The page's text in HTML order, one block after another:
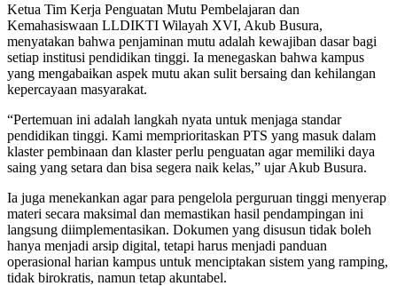
Ketua Tim Kerja Penguatan Mutu Pembelajaran dan
Kemahasiswaan LLDIKTI Wilayah XVI, Akub Busura,
menyatakan bahwa penjaminan mutu adalah kewajiban dasar bagi
setiap institusi pendidikan tinggi. Ia menegaskan bahwa kampus
yang mengabaikan aspek mutu akan sulit bersaing dan kehilangan
kepercayaan masyarakat.
“Pertemuan ini adalah langkah nyata untuk menjaga standar
pendidikan tinggi. Kami memprioritaskan PTS yang masuk dalam
klaster pembinaan dan klaster perlu penguatan agar memiliki daya
saing yang setara dan bisa segera naik kelas,” ujar Akub Busura.
Ia juga menekankan agar para pengelola perguruan tinggi menyerap
materi secara maksimal dan memastikan hasil pendampingan ini
langsung diimplementasikan. Dokumen yang disusun tidak boleh
hanya menjadi arsip digital, tetapi harus menjadi panduan
operasional harian kampus untuk menciptakan sistem yang ramping,
tidak birokratis, namun tetap akuntabel.